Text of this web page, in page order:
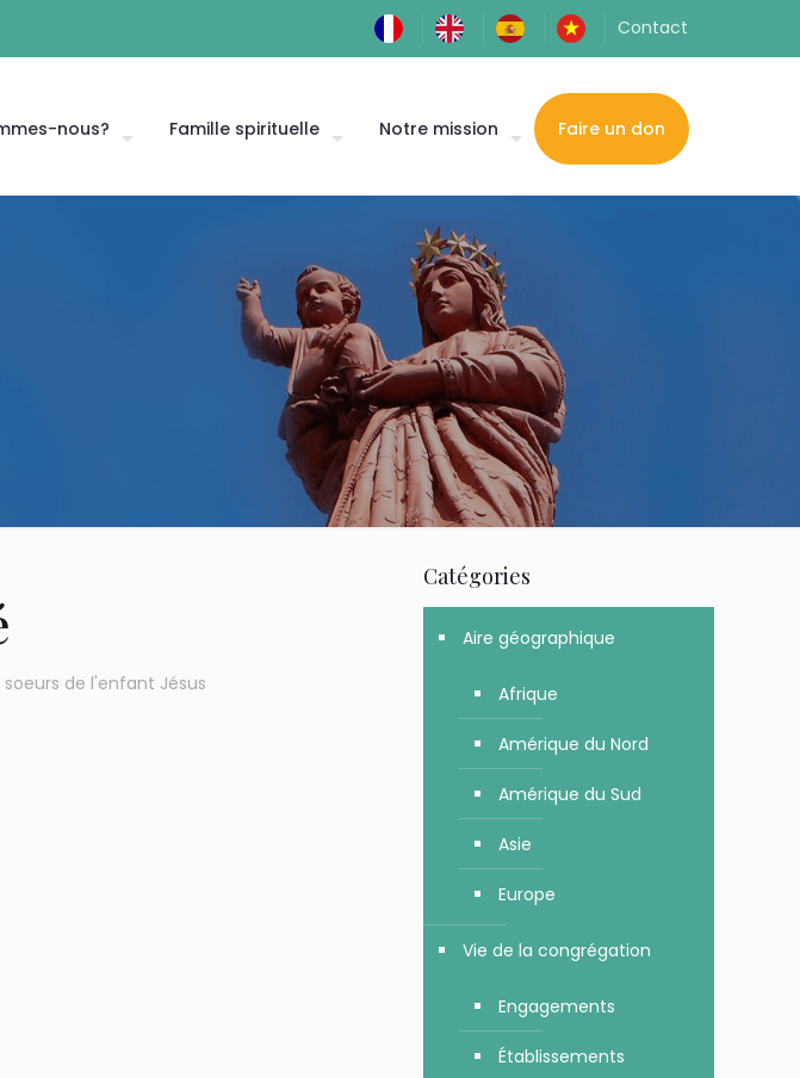
Contact
nous? Famille spirituelle Notre mission Faire un don
de l'enfant Jésus
Catégories
Aire géographique
Afrique
Amérique du Nord
Amérique du Sud
Asie
Europe
Vie de la congrégation
Engagements
Établissements